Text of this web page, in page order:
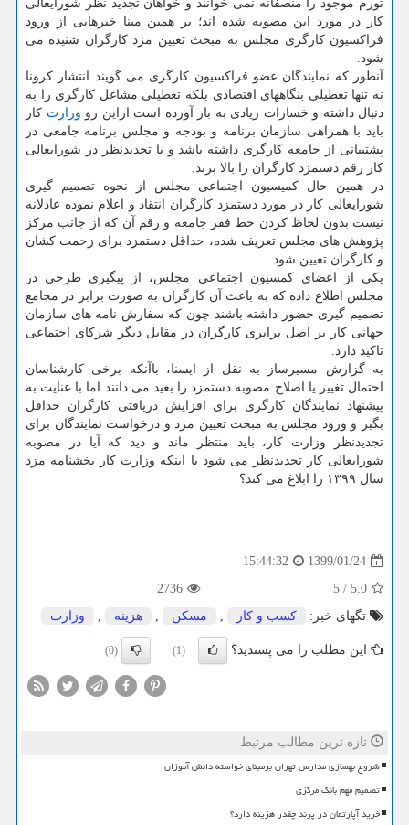
تورم موجود را منصفانه نمی خوانند و خواهان تجدید نظر شورایعالی
كار در مورد این مصوبه شده اند؛ بر همین مبنا خبرهایی از ورود
فراكسیون كارگری مجلس به مبحث تعیین مزد كارگران شنیده می
شود.
آنطور كه نمایندگان عضو فراكسیون كارگری می گویند انتشار كرونا
نه تنها تعطیلی بنگاههای اقتصادی بلكه تعطیلی مشاغل كارگری را به
دنبال داشته و خسارات زیادی به بار آورده است ازاین رو وزارت كار
باید با همراهی سازمان برنامه و بودجه و مجلس برنامه جامعی در
پشتیبانی از جامعه كارگری داشته باشد و با تجدیدنظر در شورایعالی
كار رقم دستمزد كارگران را بالا برند.
در همین حال كمیسیون اجتماعی مجلس از نحوه تصمیم گیری
شورایعالی كار در مورد دستمزد كارگران انتقاد و اعلام نموده عادلانه
نیست بدون لحاظ كردن خط فقر جامعه و رقم آن كه از جانب مركز
پژوهش های مجلس تعریف شده، حداقل دستمزد برای زحمت كشان
و كارگران تعیین شود.
یكی از اعضای كمسیون اجتماعی مجلس، از پیگیری طرحی در
مجلس اطلاع داده كه به باعث آن كارگران به صورت برابر در مجامع
تصمیم گیری حضور داشته باشند چون كه سفارش نامه های سازمان
جهانی كار بر اصل برابری كارگران در مقابل دیگر شركای اجتماعی
تاكید دارد.
به گزارش مسیرساز به نقل از ایسنا، باآنكه برخی كارشناسان
احتمال تغییر یا اصلاح مصوبه دستمزد را بعید می دانند اما با عنایت به
پیشنهاد نمایندگان كارگری برای افزایش دریافتی كارگران حداقل
بگیر و ورود مجلس به مبحث تعیین مزد و درخواست نمایندگان برای
تجدیدنظر وزارت كار، باید منتظر ماند و دید كه آیا در مصوبه
شورایعالی كار تجدیدنظر می شود یا اینكه وزارت كار بخشنامه مزد
سال ۱۳۹۹ را ابلاغ می كند؟
1399/01/24
15:44:32
5.0
/
5
2736
تگهای خبر:
كسب و كار , مسكن , هزینه , وزارت
این مطلب را می پسندید؟ (1)
(0)
تازه ترین مطالب مرتبط
شروع بهسازی مدارس تهران برمبنای خواسته دانش آموزان
تصمیم مهم بانک مرکزی
خرید آپارتمان در پرند چقدر هزینه دارد؟